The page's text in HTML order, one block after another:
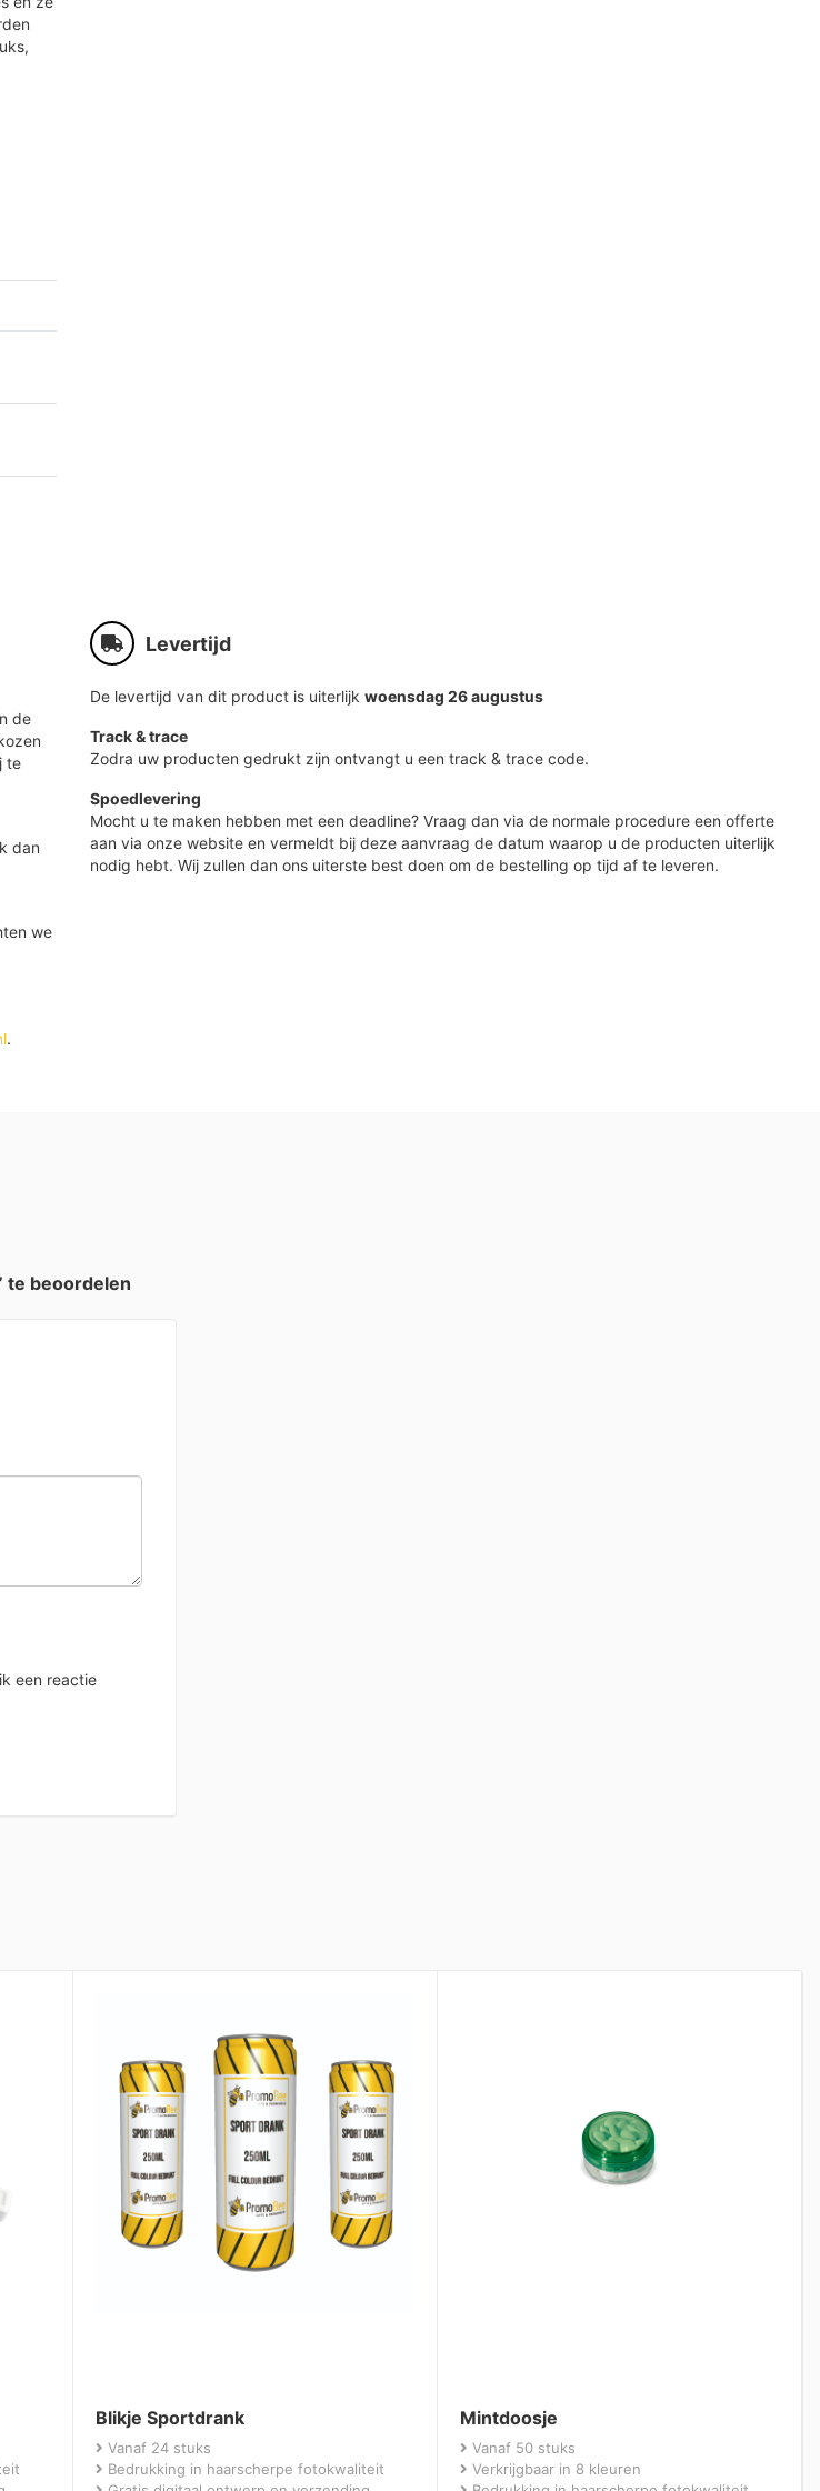
de
te
dan
we
.
Levertijd
De levertijd van dit product is uiterlijk woensdag 26 augustus
Track & trace
Zodra uw producten gedrukt zijn ontvangt u een track & trace code.
Spoedlevering
Mocht u te maken hebben met een deadline? Vraag dan via de normale procedure een offerte
aan via onze website en vermeldt bij deze aanvraag de datum waarop u de producten uiterlijk
nodig hebt. Wij zullen dan ons uiterste best doen om de bestelling op tijd af te leveren.
te beoordelen
een reactie
Blikje Sportdrank
Vanaf 24 stuks
Bedrukking in haarscherpe fotokwaliteit
Mintdoosje
Vanaf 50 stuks
Verkrijgbaar in 8 kleuren